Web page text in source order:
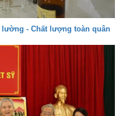
- Chất lượng toàn quân